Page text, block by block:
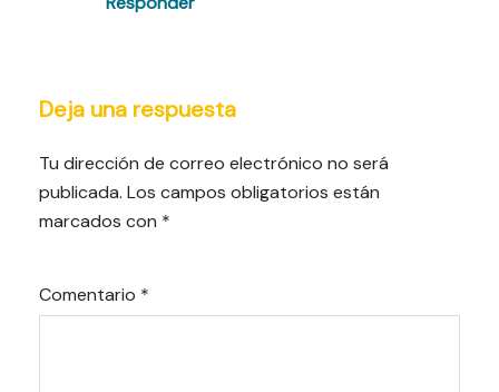
Deja una respuesta
Tu dirección de correo electrónico no será
publicada. Los campos obligatorios están
marcados con *
Comentario *